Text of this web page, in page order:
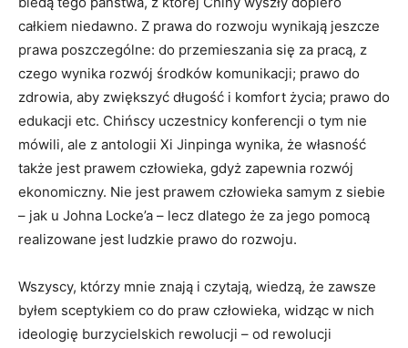
całkiem niedawno. Z prawa do rozwoju wynikają jeszcze
prawa poszczególne: do przemieszania się za pracą, z
czego wynika rozwój środków komunikacji; prawo do
zdrowia, aby zwiększyć długość i komfort życia; prawo do
edukacji etc. Chińscy uczestnicy konferencji o tym nie
mówili, ale z antologii Xi Jinpinga wynika, że własność
także jest prawem człowieka, gdyż zapewnia rozwój
ekonomiczny. Nie jest prawem człowieka samym z siebie
– jak u Johna Locke’a – lecz dlatego że za jego pomocą
realizowane jest ludzkie prawo do rozwoju.
Wszyscy, którzy mnie znają i czytają, wiedzą, że zawsze
byłem sceptykiem co do praw człowieka, widząc w nich
ideologię burzycielskich rewolucji – od rewolucji